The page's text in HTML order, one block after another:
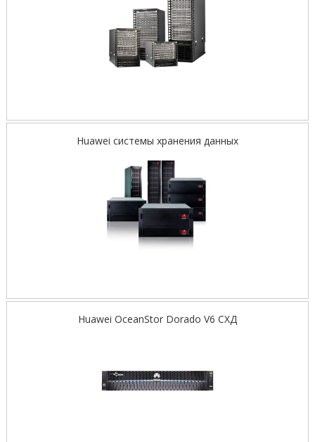
Huawei системы хранения данных
Huawei OceanStor Dorado V6 СХД